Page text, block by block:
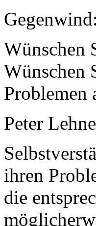
Gegenwind:
Wünschen
Wünschen
Problemen
Peter
ihren
die